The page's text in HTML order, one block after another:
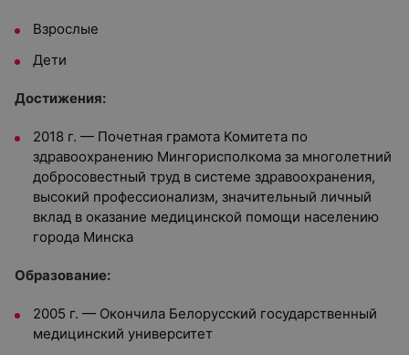
Взрослые
Дети
Достижения:
2018 г. — Почетная грамота Комитета по
здравоохранению Мингорисполкома за многолетний
добросовестный труд в системе здравоохранения,
высокий профессионализм, значительный личный
вклад в оказание медицинской помощи населению
города Минска
Образование:
2005 г. — Окончила Белорусский государственный
медицинский университет